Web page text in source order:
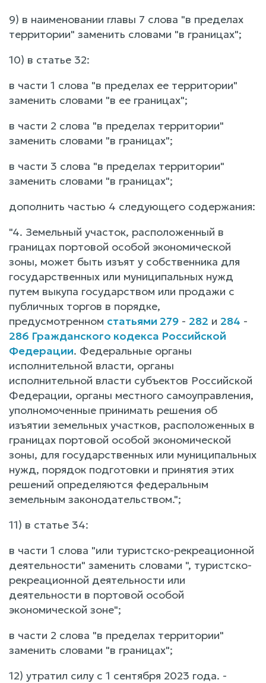
9) в наименовании главы 7 слова "в пределах
территории" заменить словами "в границах";
10) в статье 32:
в части 1 слова "в пределах ее территории"
заменить словами "в ее границах";
в части 2 слова "в пределах территории"
заменить словами "в границах";
в части 3 слова "в пределах территории"
заменить словами "в границах";
дополнить частью 4 следующего содержания:
"4. Земельный участок, расположенный в
границах портовой особой экономической
зоны, может быть изъят у собственника для
государственных или муниципальных нужд
путем выкупа государством или продажи с
публичных торгов в порядке,
предусмотренном статьями 279 - 282 и 284 -
286 Гражданского кодекса Российской
Федерации. Федеральные органы
исполнительной власти, органы
исполнительной власти субъектов Российской
Федерации, органы местного самоуправления,
уполномоченные принимать решения об
изъятии земельных участков, расположенных в
границах портовой особой экономической
зоны, для государственных или муниципальных
нужд, порядок подготовки и принятия этих
решений определяются федеральным
земельным законодательством.";
11) в статье 34:
в части 1 слова "или туристско-рекреационной
деятельности" заменить словами ", туристско-
рекреационной деятельности или
деятельности в портовой особой
экономической зоне";
в части 2 слова "в пределах территории"
заменить словами "в границах";
12) утратил силу с 1 сентября 2023 года. -